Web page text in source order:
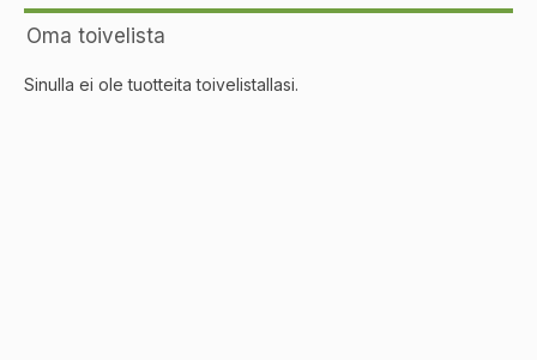
Oma toivelista
Sinulla ei ole tuotteita toivelistallasi.